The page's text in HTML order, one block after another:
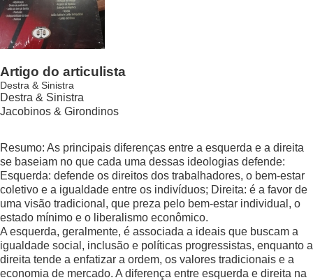
Artigo do articulista
Destra & Sinistra
Destra & Sinistra
Jacobinos & Girondinos
Resumo: As principais diferenças entre a esquerda e a direita
se baseiam no que cada uma dessas ideologias defende:
Esquerda: defende os direitos dos trabalhadores, o bem-estar
coletivo e a igualdade entre os indivíduos; Direita: é a favor de
uma visão tradicional, que preza pelo bem-estar individual, o
estado mínimo e o liberalismo econômico.
A esquerda, geralmente, é associada a ideais que buscam a
igualdade social, inclusão e políticas progressistas, enquanto a
direita tende a enfatizar a ordem, os valores tradicionais e a
economia de mercado. A diferença entre esquerda e direita na